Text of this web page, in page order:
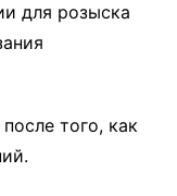
для розыска
того, как